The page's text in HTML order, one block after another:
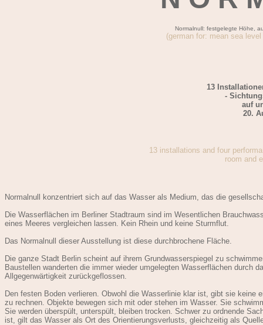
Normalnull: festgelegte Höhe,
(german for: mean sea
13
-
auf
20.
13 installations and four
room and
Normalnull konzentriert sich auf das Wasser als Medium, das die
Die Wasserflächen im Berliner Stadtraum sind im Wesentlichen
eines Meeres vergleichen lassen. Kein Rhein und keine Sturmflut.
Das Normalnull dieser Ausstellung ist diese durchbrochene Fläche.
Die ganze Stadt Berlin scheint auf ihrem Grundwasserspiegel zu
Baustellen wanderten die immer wieder umgelegten Wasserflächen durch
Allgegenwärtigkeit zurückgeflossen.
Den festen Boden verlieren. Obwohl die Wasserlinie klar ist, gibt sie
zu rechnen. Objekte bewegen sich mit oder stehen im Wasser. Sie
Sie werden überspült, unterspült, bleiben trocken. Schwer zu ordnende
ist, gilt das Wasser als Ort des Orientierungsverlusts, gleichzeitig als